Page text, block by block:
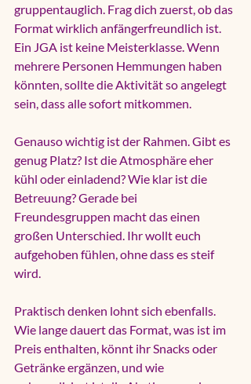
gruppentauglich. Frag dich zuerst, ob das
Format wirklich anfängerfreundlich ist.
Ein JGA ist keine Meisterklasse. Wenn
mehrere Personen Hemmungen haben
könnten, sollte die Aktivität so angelegt
sein, dass alle sofort mitkommen.
Genauso wichtig ist der Rahmen. Gibt es
genug Platz? Ist die Atmosphäre eher
kühl oder einladend? Wie klar ist die
Betreuung? Gerade bei
Freundesgruppen macht das einen
großen Unterschied. Ihr wollt euch
aufgehoben fühlen, ohne dass es steif
wird.
Praktisch denken lohnt sich ebenfalls.
Wie lange dauert das Format, was ist im
Preis enthalten, könnt ihr Snacks oder
Getränke ergänzen, und wie